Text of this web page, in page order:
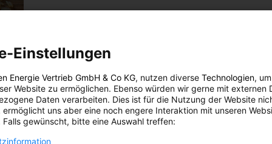
Einstellungen
Energie Vertrieb GmbH & Co KG, nutzen diverse Technologien,
Website zu ermöglichen. Ebenso würden wir gerne mit externen
Daten verarbeiten. Dies ist für die Nutzung der Website
ermöglicht uns aber eine noch engere Interaktion mit unseren
Falls gewünscht, bitte eine Auswahl treffen: